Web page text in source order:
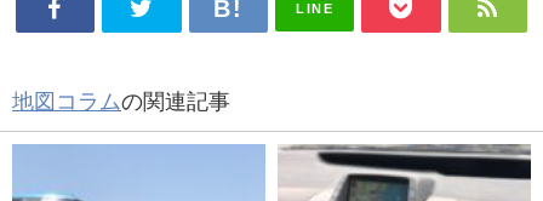
LINE
地図コラムの関連記事